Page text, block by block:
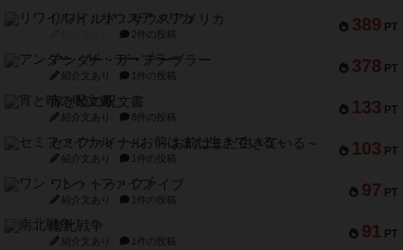
389 PT
リワイルド：サウスアメリカ
2件の投稿
378 PT
アンダー・ザ・テーブラー
紹介文あり 1件の投稿
133 PT
宵と暁の呪文書
紹介文あり 8件の投稿
103 PT
セミファイナル ～お前はまだ生きている～
紹介文あり 1件の投稿
97 PT
ワン・トゥ・ファイブ
紹介文あり 1件の投稿
91 PT
南北戦争
紹介文あり 1件の投稿